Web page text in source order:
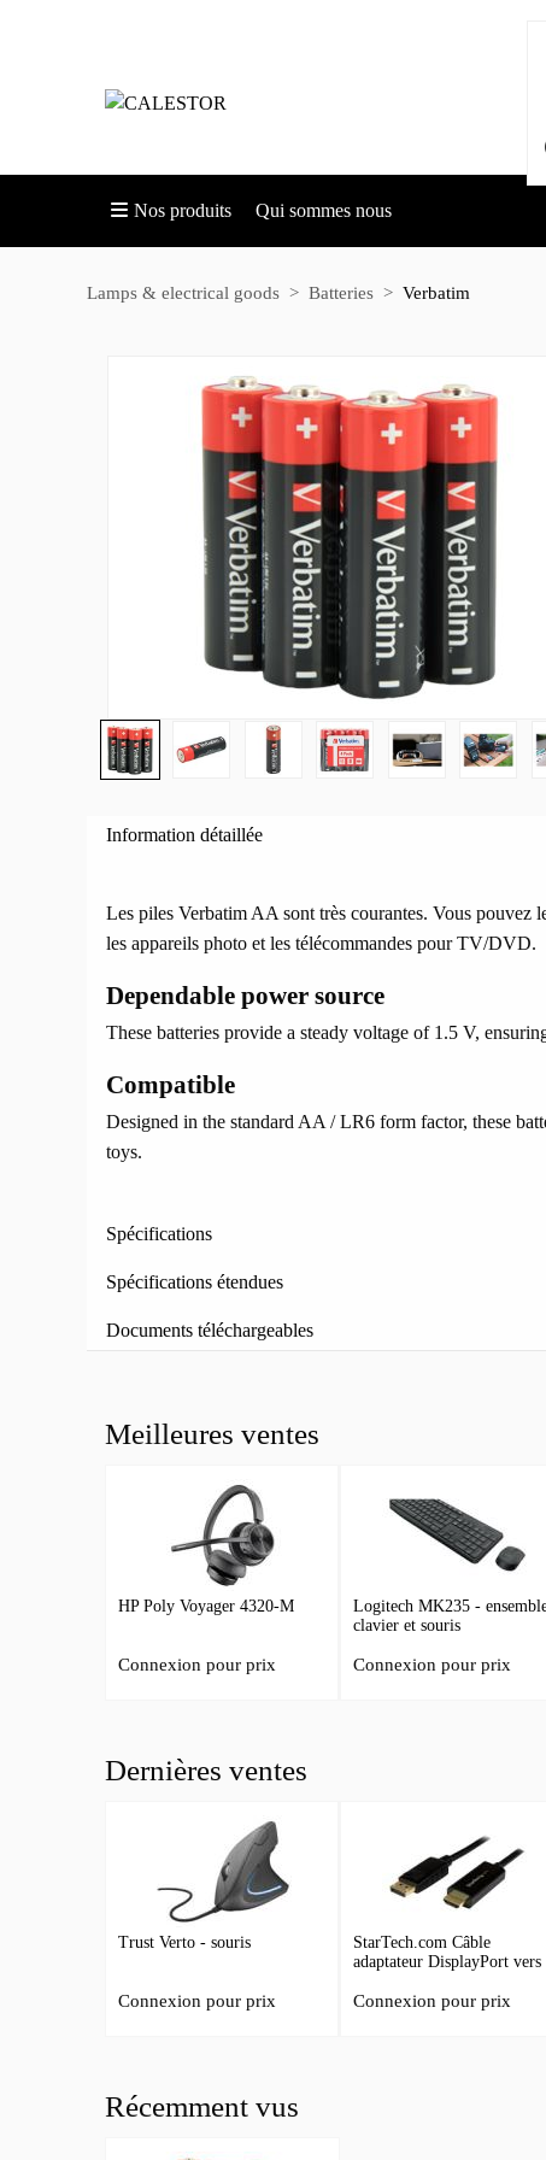
Nos produits Qui sommes nous
Lamps & electrical goods Batteries Verbatim
Information détaillée
Les piles Verbatim AA sont très courantes. Vous pouvez
les appareils photo et les télécommandes pour TV/DVD.
Dependable power source
These batteries provide a steady voltage of 1.5 V,
Compatible
Designed in the standard AA / LR6 form factor, these
toys.
Spécifications
Spécifications étendues
Documents téléchargeables
Meilleures ventes
HP Poly Voyager 4320-M
Connexion pour prix
Logitech MK235 -
clavier et souris
Connexion pour prix
Dernières ventes
Trust Verto - souris
Connexion pour prix
StarTech.com Câble
adaptateur DisplayPort vers
Connexion pour prix
Récemment vus